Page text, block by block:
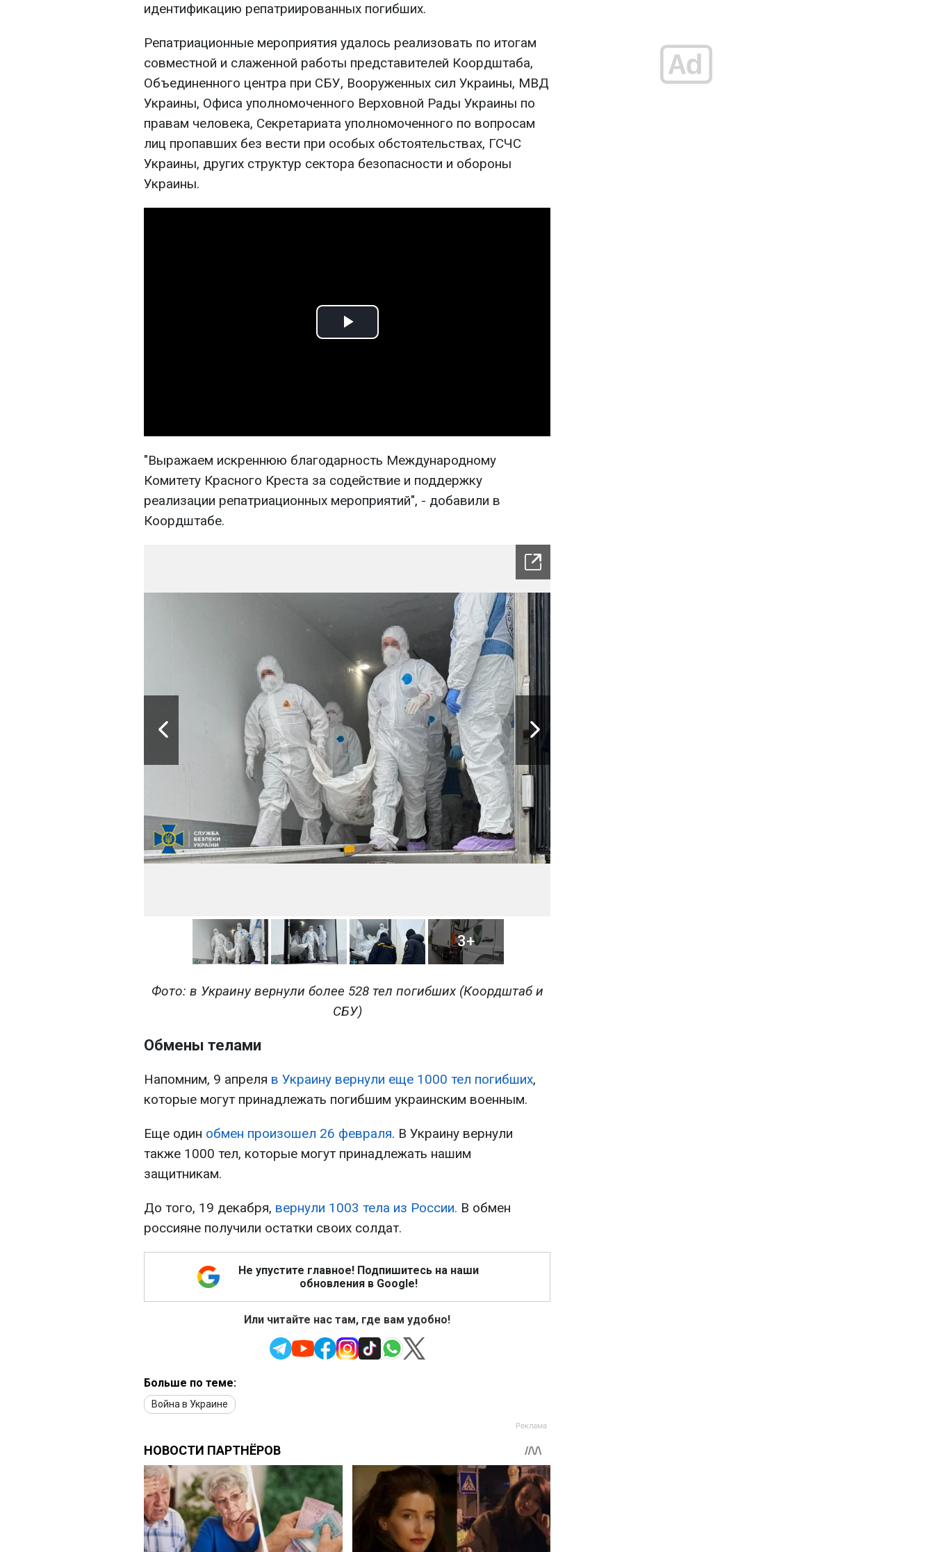
идентификацию репатриированных погибших.
Репатриационные мероприятия удалось реализовать по итогам
совместной и слаженной работы представителей Коордштаба,
Объединенного центра при СБУ, Вооруженных сил Украины, МВД
Украины, Офиса уполномоченного Верховной Рады Украины по
правам человека, Секретариата уполномоченного по вопросам
лиц пропавших без вести при особых обстоятельствах, ГСЧС
Украины, других структур сектора безопасности и обороны
Украины.
Play
"Выражаем искреннюю благодарность Международному
Комитету Красного Креста за содействие и поддержку
реализации репатриационных мероприятий", - добавили в
Коордштабе.
3+
Фото: в Украину вернули более 528 тел погибших (Коордштаб и
СБУ)
Обмены телами
Напомним, 9 апреля в Украину вернули еще 1000 тел погибших,
которые могут принадлежать погибшим украинским военным.
Еще один обмен произошел 26 февраля. В Украину вернули
также 1000 тел, которые могут принадлежать нашим
защитникам.
До того, 19 декабря, вернули 1003 тела из России. В обмен
россияне получили остатки своих солдат.
Не упустите главное! Подпишитесь на наши
обновления в Google!
Или читайте нас там, где вам удобно!
Больше по теме:
Война в Украине